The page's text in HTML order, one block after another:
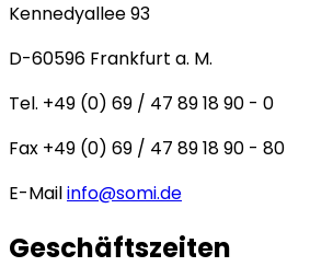
Kennedyallee 93
D-60596 Frankfurt a. M.
Tel. +49 (0) 69 / 47 89 18 90 - 0
Fax +49 (0) 69 / 47 89 18 90 - 80
E-Mailinfo@somi.de
Geschäftszeiten